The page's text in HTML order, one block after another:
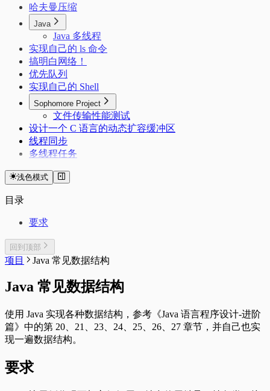
哈夫曼压缩
Java
Java 多线程
实现自己的 ls 命令
搞明白网络！
优先队列
实现自己的 Shell
Sophomore Project
文件传输性能测试
设计一个 C 语言的动态扩容缓冲区
线程同步
多线程任务
浅色模式
目录
要求
回到顶部
项目 Java 常见数据结构
Java 常见数据结构
使用 Java 实现各种数据结构，参考《Java 语言程序设计-进阶
篇》中的第 20、21、23、24、25、26、27 章节，并自己也实
现一遍数据结构。
要求